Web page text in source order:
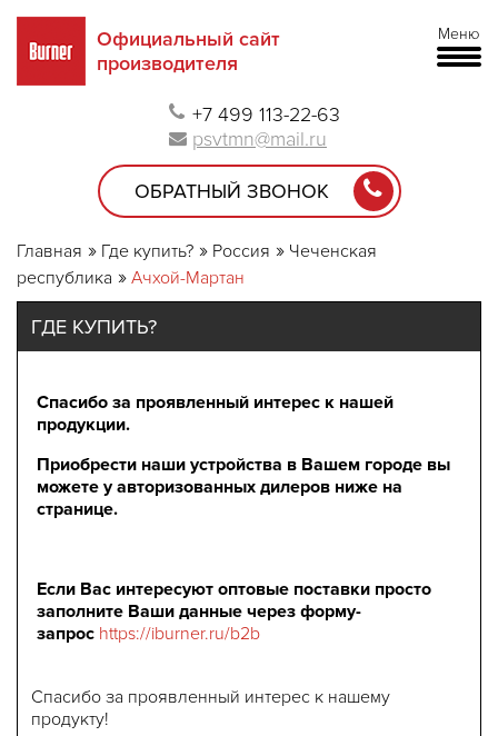
Официальный сайт
производителя
Меню
+7 499 113-22-63
psvtmn@mail.ru
ОБРАТНЫЙ ЗВОНОК
Главная Где купить? Россия
Чеченская
республика
Ачхой-Мартан
ГДЕ КУПИТЬ?
Спасибо за проявленный интерес к нашей
продукции.
Приобрести наши устройства в Вашем городе вы
можете у авторизованных дилеров ниже на
странице.
Если Вас интересуют оптовые поставки просто
заполните Ваши данные через форму-
запрос https://iburner.ru/b2b
Спасибо за проявленный интерес к нашему
продукту!